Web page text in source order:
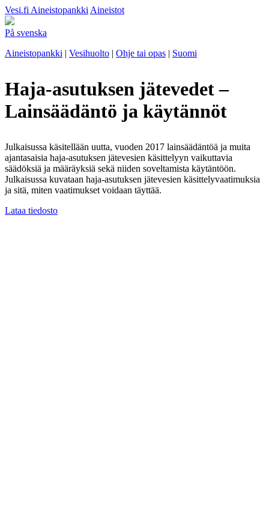
Vesi.fi Aineistopankki Aineistot
På svenska
Aineistopankki | Vesihuolto | Ohje tai opas | Suomi
Haja-asutuksen jätevedet –
Lainsäädäntö ja käytännöt
Julkaisussa käsitellään uutta, vuoden 2017 lainsäädäntöä ja muita
ajantasaisia haja-asutuksen jätevesien käsittelyyn vaikuttavia
säädöksiä ja määräyksiä sekä niiden soveltamista käytäntöön.
Julkaisussa kuvataan haja-asutuksen jätevesien käsittelyvaatimuksia
ja sitä, miten vaatimukset voidaan täyttää.
Lataa tiedosto